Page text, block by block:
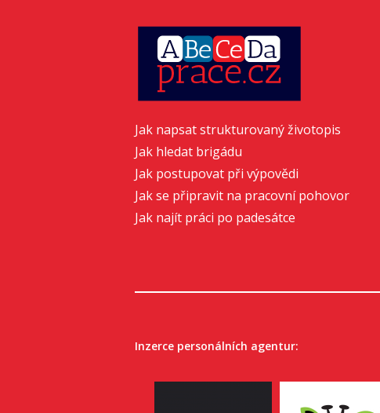
Jak napsat strukturovaný životopis
Jak hledat brigádu
Jak postupovat při výpovědi
Jak se připravit na pracovní pohovor
Jak najít práci po padesátce
Inzerce personálních agentur: